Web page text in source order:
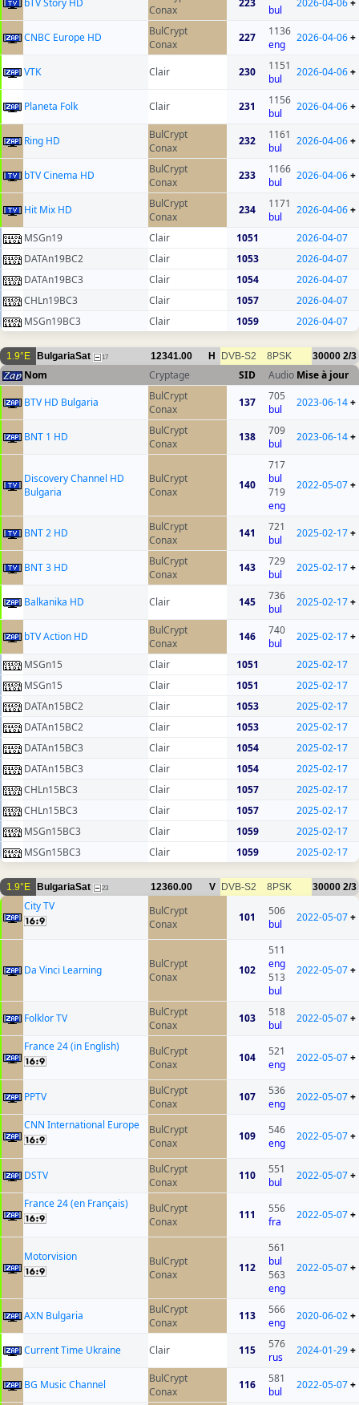
bTV Story HD
Conax
223
bul
2026-04-06+
CNBC Europe HD
BulCrypt
Conax
227
1136
eng
2026-04-06+
VTK Clair 230
1151
bul
2026-04-06+
Planeta Folk Clair 231
1156
bul
2026-04-06+
Ring HD
BulCrypt
Conax
232
1161
bul
2026-04-06+
bTV Cinema HD
BulCrypt
Conax
233
1166
bul
2026-04-06+
Hit Mix HD
BulCrypt
Conax
234
1171
bul
2026-04-06+
MSGn19 Clair 1051
2026-04-07
DATAn19BC2
Clair 1053
2026-04-07
DATAn19BC3
Clair 1054
2026-04-07
CHLn19BC3
Clair 1057
2026-04-07
MSGn19BC3
Clair 1059 2026-04-07
1.9°E BulgariaSat 17 12341.00 H DVB-S2 8PSK 30000 2/3
Nom Cryptage SID Audio Mise à jour
BTV HD Bulgaria
BulCrypt
Conax
137
705
bul
2023-06-14+
BNT 1 HD
BulCrypt
Conax
138
709
bul
2023-06-14+
Discovery Channel HD
Bulgaria
BulCrypt
Conax
140
717
bul
719
eng
2022-05-07+
BNT 2 HD
BulCrypt
Conax
141
721
bul
2025-02-17+
BNT 3 HD
BulCrypt
Conax
143
729
bul
2025-02-17+
Balkanika HD Clair 145
736
bul
2025-02-17+
bTV Action HD
BulCrypt
Conax
146
740
bul
2025-02-17+
MSGn15 Clair 1051
2025-02-17
MSGn15
Clair 1051
2025-02-17
DATAn15BC2
Clair 1053
2025-02-17
DATAn15BC2
Clair 1053
2025-02-17
DATAn15BC3
Clair 1054
2025-02-17
DATAn15BC3
Clair 1054
2025-02-17
CHLn15BC3
Clair 1057
2025-02-17
CHLn15BC3
Clair 1057
2025-02-17
MSGn15BC3
Clair 1059
2025-02-17
MSGn15BC3
Clair 1059 2025-02-17
1.9°E BulgariaSat 23 12360.00 V DVB-S2 8PSK 30000 2/3
City TV
BulCrypt
Conax
101
506
bul
2022-05-07+
Da Vinci Learning
BulCrypt
Conax
102
511
eng
513
bul
2022-05-07+
Folklor TV
BulCrypt
Conax
103
518
bul
2022-05-07+
France 24 (in English)
BulCrypt
Conax
104
521
eng
2022-05-07+
PPTV
BulCrypt
Conax
107
536
eng
2022-05-07+
CNN International Europe
BulCrypt
Conax
109
546
eng
2022-05-07+
DSTV
BulCrypt
Conax
110
551
bul
2022-05-07+
France 24 (en Français)
BulCrypt
Conax
111
556
fra
2022-05-07+
Motorvision
BulCrypt
Conax
112
561
bul
563
eng
2022-05-07+
AXN Bulgaria
BulCrypt
Conax
113
566
eng
2020-06-02+
Current Time Ukraine Clair 115
576
rus
2024-01-29+
BG Music Channel
BulCrypt
Conax
116
581
bul
2022-05-07+